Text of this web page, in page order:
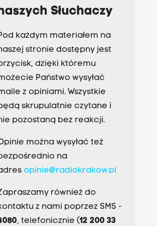
Słuchaczy
każdym materiałem na
stronie dostępny jest
dzięki któremu
Państwo wysyłać
z opiniami. Wszystkie
skrupulatnie czytane i
pozostaną bez reakcji.
można wysyłać też
na
opinie@radiokrakow.pl
również do
z nami poprzez SMS -
, telefonicznie (12 200 33